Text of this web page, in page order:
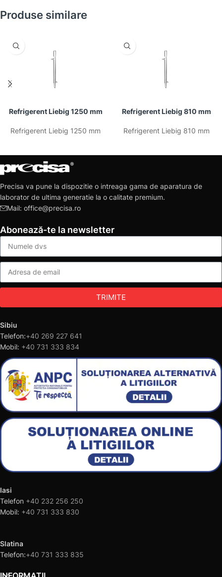
Produse similare
Refrigerent Liebig 1250 mm
Refrigerent Liebig 1250 mm
Refrigerent Liebig 810 mm
Refrigerent Liebig 810 mm
Precisa va pune la dispozitie o intreaga gama de aparatura de
laborator de ultima generatie la o calitate premium.
Mail: office@precisa.ro
Abonează-te la newsletter
TRIMITE
Sibiu
Telefon:+40 269 227 641
Mobil: +40 731 333 834
Iasi
Telefon +40 232 256 250
Mobil: +40 731 333 830
Slatina
Telefon:+40 731 333 835